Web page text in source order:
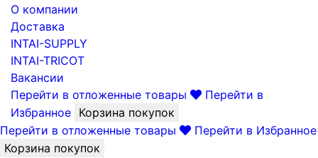
О компании
Доставка
INTAI-SUPPLY
INTAI-TRICOT
Вакансии
Перейти в отложенные товары
Перейти в
Избранное Корзина покупок
Перейти в отложенные товары
Перейти в Избранное
Корзина покупок